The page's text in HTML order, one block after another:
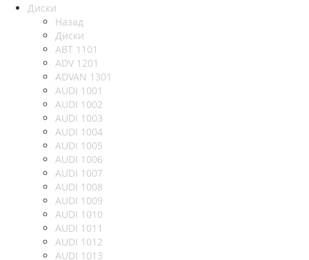
Диски
Назад
Диски
ABT 1101
ADV 1201
ADVAN 1301
AUDI 1001
AUDI 1002
AUDI 1003
AUDI 1004
AUDI 1005
AUDI 1006
AUDI 1007
AUDI 1008
AUDI 1009
AUDI 1010
AUDI 1011
AUDI 1012
AUDI 1013